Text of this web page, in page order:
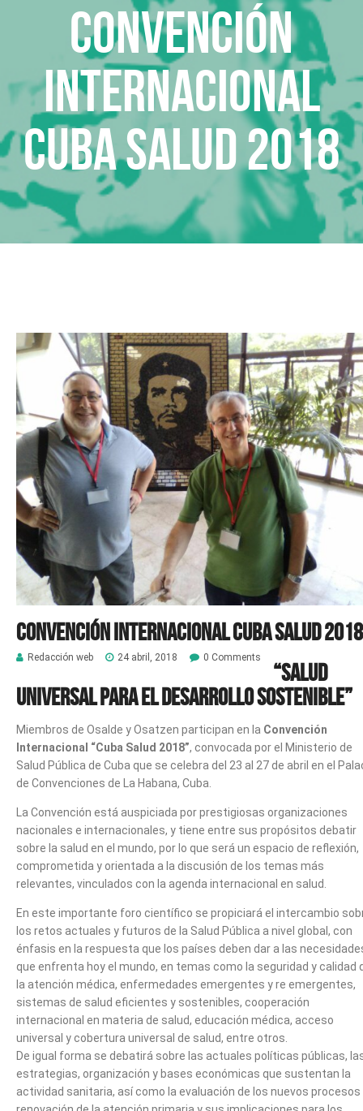
CONVENCIÓN
INTERNACIONAL
CUBA SALUD 2018
CONVENCIÓN INTERNACIONAL CUBA SALUD 2018
Redacción web 24 abril, 2018 0 Comments
“Salud
Universal para el desarrollo sostenible”
Miembros de Osalde y Osatzen participan en la Convención
Internacional “Cuba Salud 2018”, convocada por el Ministerio de
Salud Pública de Cuba que se celebra del 23 al 27 de abril en el
de Convenciones de La Habana, Cuba.
La Convención está auspiciada por prestigiosas organizaciones
nacionales e internacionales, y tiene entre sus propósitos debatir
sobre la salud en el mundo, por lo que será un espacio de reflexión,
comprometida y orientada a la discusión de los temas más
relevantes, vinculados con la agenda internacional en salud.
En este importante foro científico se propiciará el intercambio
los retos actuales y futuros de la Salud Pública a nivel global, con
énfasis en la respuesta que los países deben dar a las
que enfrenta hoy el mundo, en temas como la seguridad y calidad
la atención médica, enfermedades emergentes y re emergentes,
sistemas de salud eficientes y sostenibles, cooperación
internacional en materia de salud, educación médica, acceso
universal y cobertura universal de salud, entre otros.
De igual forma se debatirá sobre las actuales políticas públicas,
estrategias, organización y bases económicas que sustentan la
actividad sanitaria, así como la evaluación de los nuevos procesos